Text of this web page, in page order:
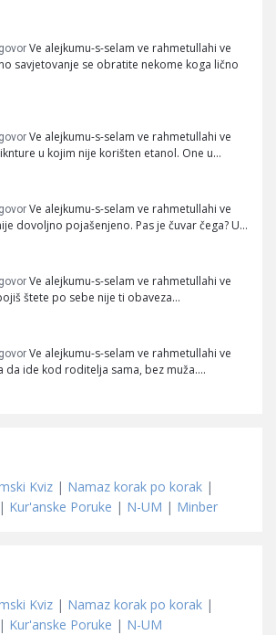
Ve alejkumu-s-selam ve rahmetullahi ve
savjetovanje se obratite nekome koga lično
Ve alejkumu-s-selam ve rahmetullahi ve
u kojim nije korišten etanol. One u…
Ve alejkumu-s-selam ve rahmetullahi ve
dovoljno pojašenjeno. Pas je čuvar čega? U…
Ve alejkumu-s-selam ve rahmetullahi ve
štete po sebe nije ti obaveza…
Ve alejkumu-s-selam ve rahmetullahi ve
da ide kod roditelja sama, bez muža.…
Kviz | Namaz korak po korak |
| Kur'anske Poruke | N-UM | Minber
Kviz | Namaz korak po korak |
| Kur'anske Poruke | N-UM